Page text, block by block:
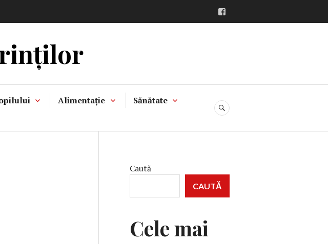
Alimentație
Sănătate
CĂUTARE
Caută
CAUTĂ
Cele mai